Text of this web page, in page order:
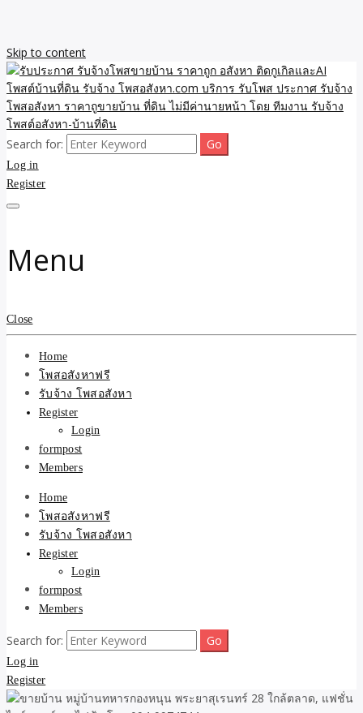
Skip to content
รับประกาศ รับจ้างโพสขาย
บ้าน ราคาถูก อสังหา ติดกู
รับจ้าง โพสอสังหา.com
บริการ รับโพส ประกาศ
รับจ้างโพสอสังหา ราคาถู
ขายบ้าน ที่ดิน ไม่มีค่านาย
หน้า โดย ทีมงาน รับจ้าง
โพสต์อสังหา-บ้านที่ดิน
รับจ้างโพสขายบ้าน ราคาถูก ประกาศ ขายอสังหา โฆษณา ไม่มีค่านาย
หน้า โพสอสังหา รับจ้างโพสขายบ้านบริการ รับจ้างโพสอสังหา ราคาถูก
ขายบ้าน ขายที่ดิน เว็บประกาศ โพส โฆษณา ลงประกาศฟรี
Search for:
Log in
Register
Menu
Close
Home
โพสอสังหาฟรี
รับจ้าง โพสอสังหา
Register
Login
formpost
Members
Home
โพสอสังหาฟรี
รับจ้าง โพสอสังหา
Register
Login
formpost
Members
Search for:
Log in
Register